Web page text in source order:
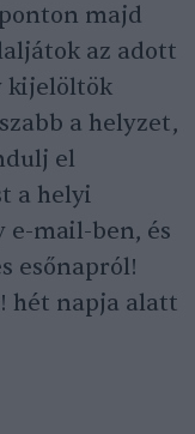
majd
az adott
kijelöltök
a helyzet,
el
a helyi
mail-ben, és
esőnapról!
hét napja alatt